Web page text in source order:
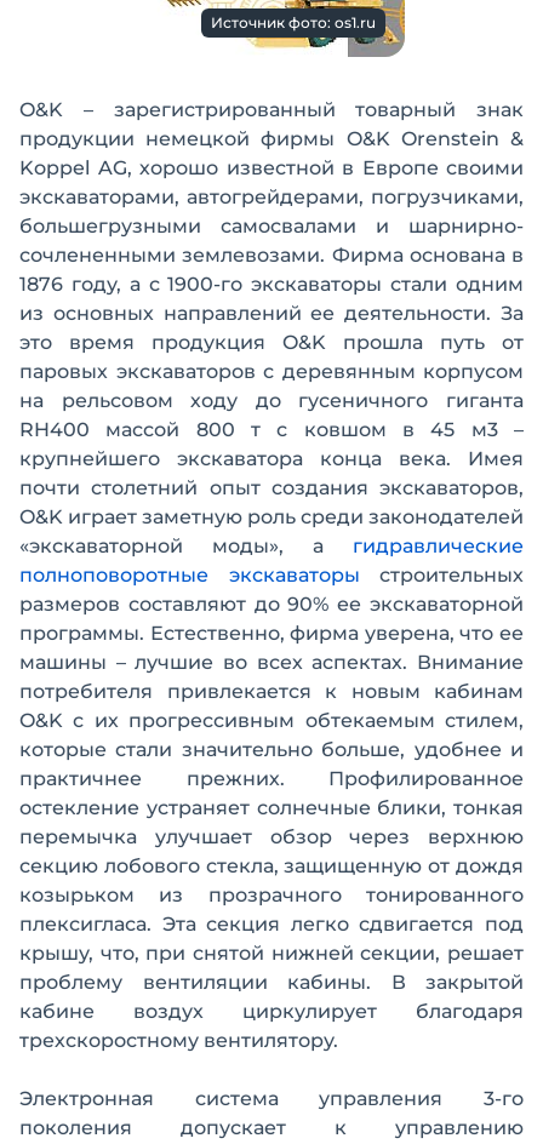
Источник фото: os1.ru
O&K – зарегистрированный товарный знак
продукции немецкой фирмы O&K Orenstein &
Koppel AG, хорошо известной в Европе своими
экскаваторами, автогрейдерами, погрузчиками,
большегрузными самосвалами и шарнирно-
сочлененными землевозами. Фирма основана в
1876 году, а с 1900-го экскаваторы стали одним
из основных направлений ее деятельности. За
это время продукция O&K прошла путь от
паровых экскаваторов с деревянным корпусом
на рельсовом ходу до гусеничного гиганта
RH400 массой 800 т с ковшом в 45 м3 –
крупнейшего экскаватора конца века. Имея
почти столетний опыт создания экскаваторов,
O&K играет заметную роль среди законодателей
«экскаваторной моды», а гидравлические
полноповоротные экскаваторы строительных
размеров составляют до 90% ее экскаваторной
программы. Естественно, фирма уверена, что ее
машины – лучшие во всех аспектах. Внимание
потребителя привлекается к новым кабинам
O&K с их прогрессивным обтекаемым стилем,
которые стали значительно больше, удобнее и
практичнее прежних. Профилированное
остекление устраняет солнечные блики, тонкая
перемычка улучшает обзор через верхнюю
секцию лобового стекла, защищенную от дождя
козырьком из прозрачного тонированного
плексигласа. Эта секция легко сдвигается под
крышу, что, при снятой нижней секции, решает
проблему вентиляции кабины. В закрытой
кабине воздух циркулирует благодаря
трехскоростному вентилятору.
Электронная система управления 3-го
поколения допускает к управлению